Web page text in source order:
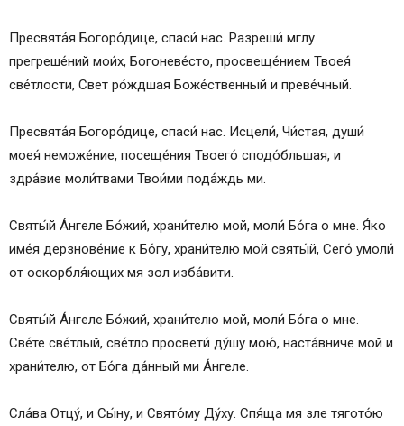
Пресвята́я Богоро́дице, спаси́ нас. Разреши́ мглу
прегреше́ний мои́х, Богоневе́сто, просвеще́нием Твоея́
све́тлости, Свет ро́ждшая Боже́ственный и преве́чный.
Пресвята́я Богоро́дице, спаси́ нас. Исцели́, Чи́стая, души́
моея́ неможе́ние, посеще́ния Твоего́ сподо́бльшая, и
здра́вие моли́твами Твои́ми пода́ждь ми.
Святы́й А́нгеле Бо́жий, храни́телю мой, моли́ Бо́га о мне. Я́ко
име́я дерзнове́ние к Бо́гу, храни́телю мой святы́й, Сего́ умоли́
от оскорбля́ющих мя зол изба́вити.
Святы́й А́нгеле Бо́жий, храни́телю мой, моли́ Бо́га о мне.
Све́те све́тлый, све́тло просвети́ ду́шу мою́, наста́вниче мой и
храни́телю, от Бо́га да́нный ми А́нгеле.
Сла́ва Отцу́, и Сы́ну, и Свято́му Ду́ху. Спя́ща мя зле тягото́ю